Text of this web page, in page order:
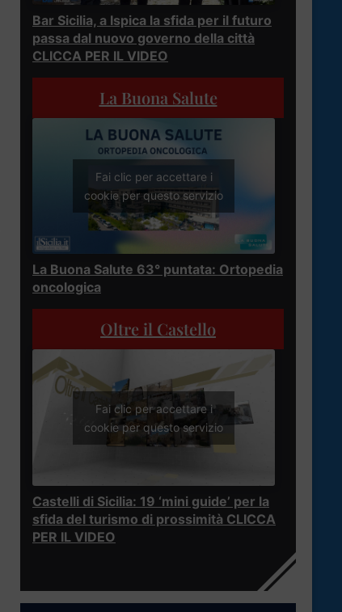
Bar Sicilia, a Ispica la sfida per il futuro
passa dal nuovo governo della città
CLICCA PER IL VIDEO
La Buona Salute
Fai clic per accettare i
cookie per questo servizio
La Buona Salute 63° puntata: Ortopedia
oncologica
Oltre il Castello
Fai clic per accettare i
cookie per questo servizio
Castelli di Sicilia: 19 ‘mini guide’ per la
sfida del turismo di prossimità CLICCA
PER IL VIDEO